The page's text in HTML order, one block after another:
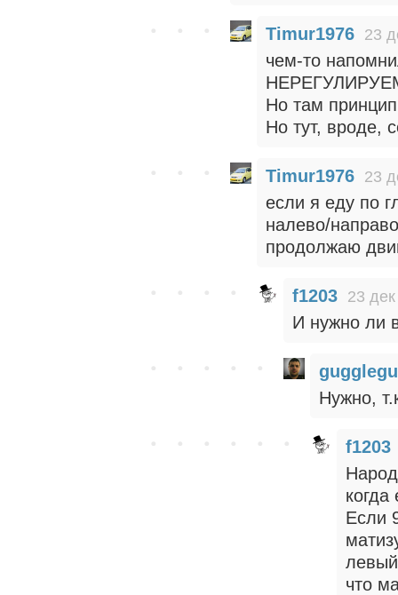
Timur1976 23
чем-то
Но там
Но тут, вроде,
Timur1976 23
если я еду по
налево/
продолжаю
f1203 23
И нужно ли
Нужно,
f1203
когда
Если
что